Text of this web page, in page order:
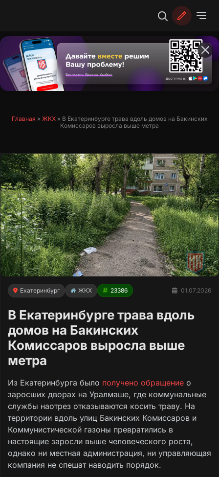
Главная » ЖКХ» В Екатеринбурге трава вдоль домов на Бакинских
Комиссаров выросла выше метра
Екатеринбург ЖКХ 23386 01.07.2026
В Екатеринбурге трава вдоль
домов на Бакинских
Комиссаров выросла выше
метра
Из Екатеринбурга было получено обращение о
заросших дворах на Уралмаше, где коммунальные
службы наотрез отказываются косить траву. На
территории вдоль улиц Бакинских Комиссаров и
Коммунистической газоны превратились в
настоящие заросли выше человеческого роста,
однако ни местная администрация, ни управляющая
компания не спешат наводить порядок.